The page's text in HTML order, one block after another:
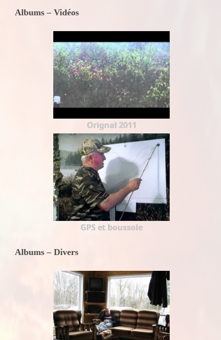
Albums – Vidéos
Orignal 2011
GPS et boussole
Albums – Divers